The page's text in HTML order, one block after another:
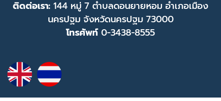
ติดต่อเรา: 144 หมู่ 7 ตำบลดอนยายหอม อำเภอเมือง
นครปฐม จังหวัดนครปฐม 73000
โทรศัพท์ 0-3438-8555